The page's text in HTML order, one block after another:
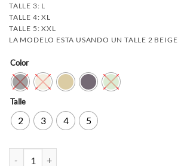
TALLE 3: L
TALLE 4: XL
TALLE 5: XXL
LA MODELO ESTA USANDO UN TALLE 2 BEIGE
Color
Talle
2 3 4 5